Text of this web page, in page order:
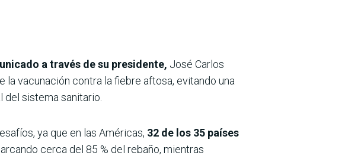
a través de su presidente, José Carlos
la vacunación contra la fiebre aftosa, evitando una
del sistema sanitario.
ya que en las Américas, 32 de los 35 países
cerca del 85 % del rebaño, mientras